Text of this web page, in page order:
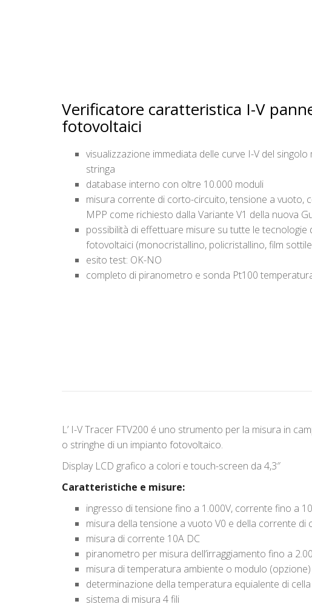
Verificatore caratteristica I-V
fotovoltaici
visualizzazione immediata delle curve I-V del
stringa
database interno con oltre 10.000 moduli
misura corrente di corto-circuito, tensione a vuoto,
MPP come richiesto dalla Variante V1 della nuova
possibilità di effettuare misure su tutte le tecnologie
fotovoltaici (monocristallino, policristallino, film
esito test: OK-NO
completo di piranometro e sonda Pt100
L’ I-V Tracer FTV200 é uno strumento per la misura in
o stringhe di un impianto fotovoltaico.
Display LCD grafico a colori e touch-screen da 4,3″
Caratteristiche e misure:
ingresso di tensione fino a 1.000V, corrente fino a
misura della tensione a vuoto V0 e della corrente di
misura di corrente 10A DC
piranometro per misura dell’irraggiamento fino a
misura di temperatura ambiente o modulo (opzione)
determinazione della temperatura equialente di
sistema di misura 4 fili